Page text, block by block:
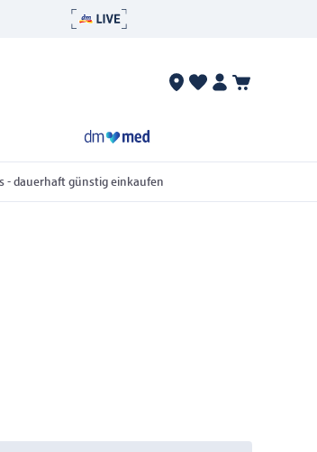
- dauerhaft günstig einkaufen